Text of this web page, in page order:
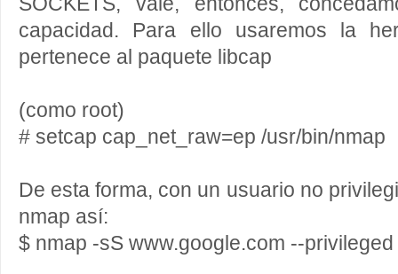
capacidad. Para ello usaremos la
pertenece al paquete libcap
(como root)
# setcap cap_net_raw=ep /usr/bin/nmap
De esta forma, con un usuario no
nmap así:
$ nmap -sS www.google.com --privileged